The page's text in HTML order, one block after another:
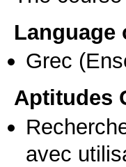
Language
Grec
Aptitudes
avec